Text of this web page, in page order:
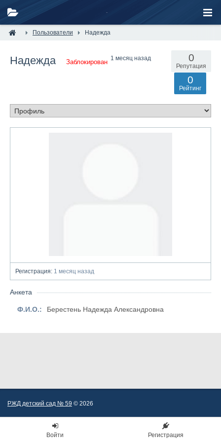
Пользователи Надежда
Надежда Заблокирован
1 месяц назад 0
Репутация
0
Рейтинг
Регистрация: 1 месяц назад
Анкета
Ф.И.О.: Берестень Надежда Александровна
РЖД детский сад № 59 © 2026
Войти Регистрация